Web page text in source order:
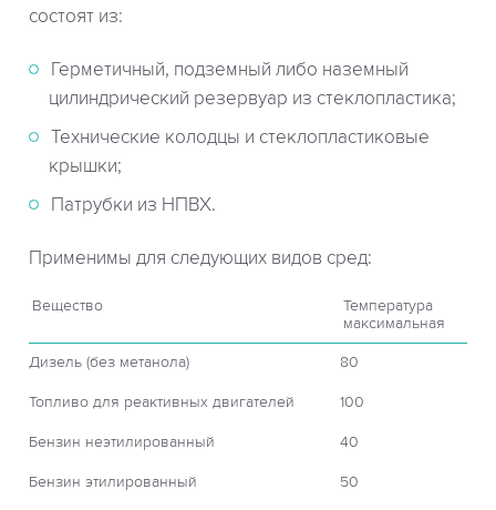
состоят из:
Герметичный, подземный либо наземный
цилиндрический резервуар из стеклопластика;
Технические колодцы и стеклопластиковые
крышки;
Патрубки из НПВХ.
Применимы для следующих видов сред:
Вещество
Температура
максимальная
Дизель (без метанола) 80
Топливо для реактивных двигателей 100
Бензин неэтилированный 40
Бензин этилированный 50